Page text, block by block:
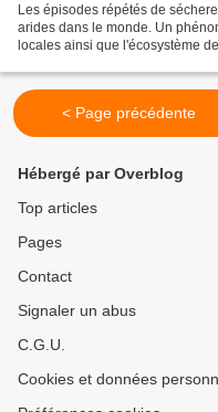
Les épisodes répétés de
arides dans le monde. Un
locales ainsi que l'écosystème
< Page précédente
Hébergé par Overblog
Top articles
Pages
Contact
Signaler un abus
C.G.U.
Cookies et données